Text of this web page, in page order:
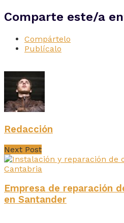
Comparte este/a
Compártelo
Publícalo
Redacción
Next Post
Empresa de reparación
en Santander